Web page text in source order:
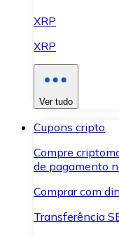
XRP
XRP
Ver tudo
Cupons cripto
Compre
de pagamento
Comprar com
Transferência